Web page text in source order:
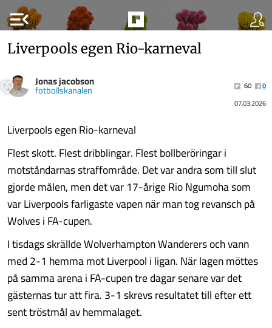
menu_open
Liverpools egen Rio-karneval
Jonas jacobson
fotbollskanalen 60
0
07.03.2026
Liverpools egen Rio-karneval
Flest skott. Flest dribblingar. Flest bollberöringar i
motståndarnas straffområde. Det var andra som till slut
gjorde målen, men det var 17-årige Rio Ngumoha som
var Liverpools farligaste vapen när man tog revansch på
Wolves i FA-cupen.
I tisdags skrällde Wolverhampton Wanderers och vann
med 2-1 hemma mot Liverpool i ligan. När lagen möttes
på samma arena i FA-cupen tre dagar senare var det
gästernas tur att fira. 3-1 skrevs resultatet till efter ett
sent tröstmål av hemmalaget.